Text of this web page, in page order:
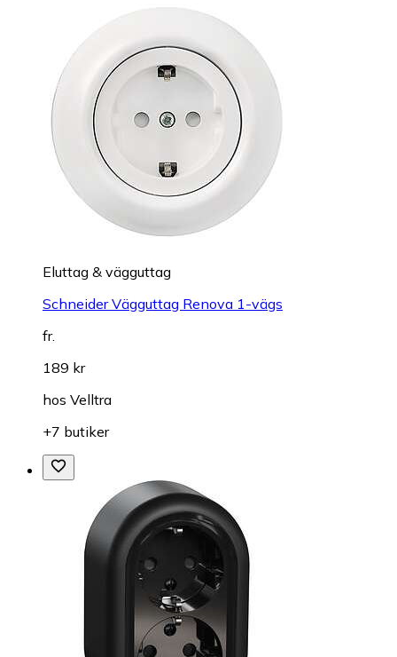
Eluttag & vägguttag
Schneider Vägguttag Renova 1-vägs
fr.
189 kr
hos Velltra
+7 butiker